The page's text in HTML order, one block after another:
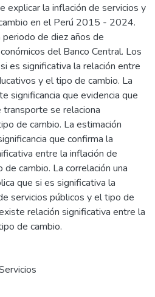
explicar la inflación de servicios y
en el Perú 2015 - 2024.
de diez años de
del Banco Central. Los
es significativa la relación entre
y el tipo de cambio. La
significancia que evidencia que
se relaciona
de cambio. La estimación
que confirma la
entre la inflación de
cambio. La correlación una
que si es significativa la
servicios públicos y el tipo de
relación significativa entre la
de cambio.